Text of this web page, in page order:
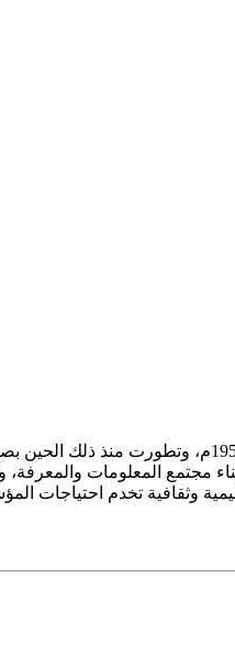
مجتمع المعلومات
وثقافية تخدم احتياجات